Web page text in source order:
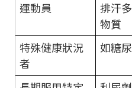
運動員
排汗
物質
特殊健康狀況
者
如糖